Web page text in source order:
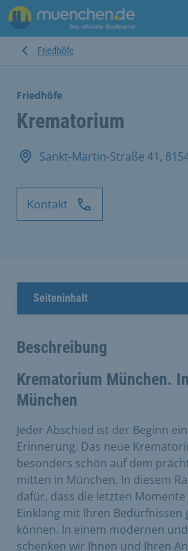
Friedhöfe
Friedhöfe
Krematorium
Sankt-Martin-Straße 41,
Kontakt
Seiteninhalt
Beschreibung
Krematorium München.
München
Jeder Abschied ist der Beginn
Erinnerung. Das neue
besonders schön auf dem
mitten in München. In diesem
dafür, dass die letzten
Einklang mit Ihren Bedürfnissen
können. In einem modernen
schenken wir Ihnen und Ihren